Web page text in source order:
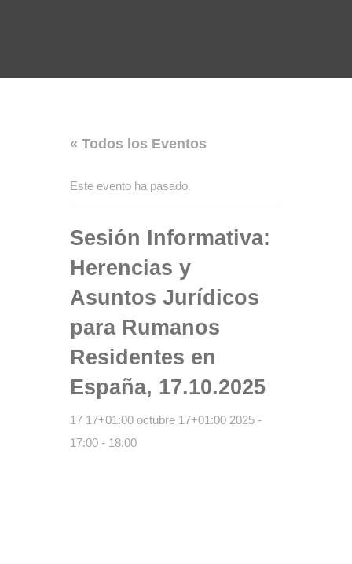
« Todos los Eventos
Este evento ha pasado.
Sesión Informativa:
Herencias y
Asuntos Jurídicos
para Rumanos
Residentes en
España, 17.10.2025
17 17+01:00 octubre 17+01:00 2025 -
17:00 - 18:00